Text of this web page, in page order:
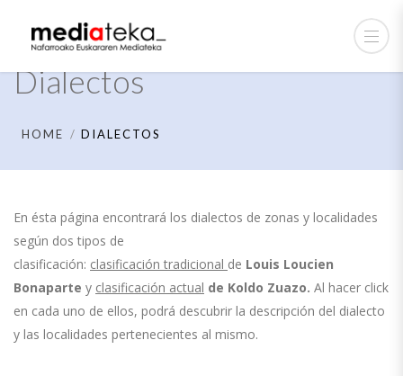
Dialectos
HOME DIALECTOS
En ésta página encontrará los dialectos de zonas y localidades
según dos tipos de
clasificación: clasificación tradicional de Louis Loucien
Bonaparte y clasificación actual de Koldo Zuazo. Al hacer click
en cada uno de ellos, podrá descubrir la descripción del dialecto
y las localidades pertenecientes al mismo.